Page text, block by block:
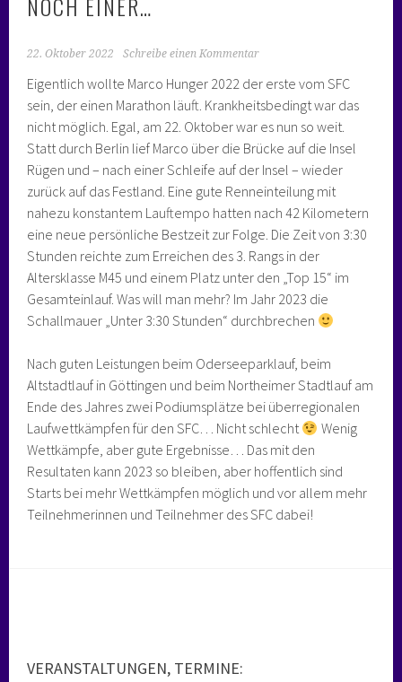
NOCH EINER…
22. Oktober 2022 Schreibe einen Kommentar
Eigentlich wollte Marco Hunger 2022 der erste vom SFC
sein, der einen Marathon läuft. Krankheitsbedingt war das
nicht möglich. Egal, am 22. Oktober war es nun so weit.
Statt durch Berlin lief Marco über die Brücke auf die Insel
Rügen und – nach einer Schleife auf der Insel – wieder
zurück auf das Festland. Eine gute Renneinteilung mit
nahezu konstantem Lauftempo hatten nach 42 Kilometern
eine neue persönliche Bestzeit zur Folge. Die Zeit von 3:30
Stunden reichte zum Erreichen des 3. Rangs in der
Altersklasse M45 und einem Platz unter den „Top 15“ im
Gesamteinlauf. Was will man mehr? Im Jahr 2023 die
Schallmauer „Unter 3:30 Stunden“ durchbrechen
Nach guten Leistungen beim Oderseeparklauf, beim
Altstadtlauf in Göttingen und beim Northeimer Stadtlauf am
Ende des Jahres zwei Podiumsplätze bei überregionalen
Laufwettkämpfen für den SFC… Nicht schlecht
Wenig
Wettkämpfe, aber gute Ergebnisse… Das mit den
Resultaten kann 2023 so bleiben, aber hoffentlich sind
Starts bei mehr Wettkämpfen möglich und vor allem mehr
Teilnehmerinnen und Teilnehmer des SFC dabei!
VERANSTALTUNGEN, TERMINE: